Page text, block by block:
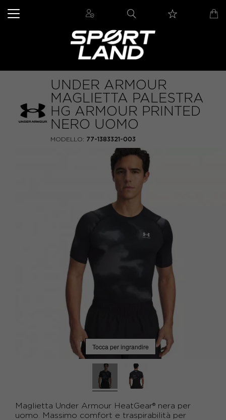
UNDER ARMOUR
MAGLIETTA PALESTRA
HG ARMOUR PRINTED
NERO UOMO
MODELLO: 77-1383321-003
Tocca per ingrandire
Maglietta Under Armour HeatGear® nera per
uomo. Massimo comfort e traspirabilità per